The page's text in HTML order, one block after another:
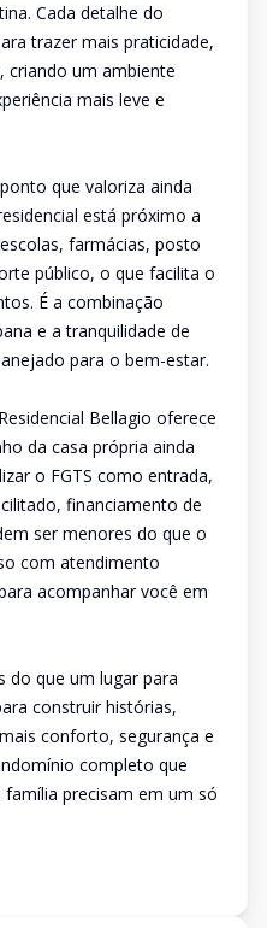
Cada detalhe do
trazer mais praticidade,
criando um ambiente
mais leve e
que valoriza ainda
está próximo a
farmácias, posto
público, o que facilita o
É a combinação
e a tranquilidade de
para o bem-estar.
Bellagio oferece
da casa própria ainda
o FGTS como entrada,
financiamento de
ser menores do que o
com atendimento
acompanhar você em
do que um lugar para
construir histórias,
conforto, segurança e
completo que
precisam em um só